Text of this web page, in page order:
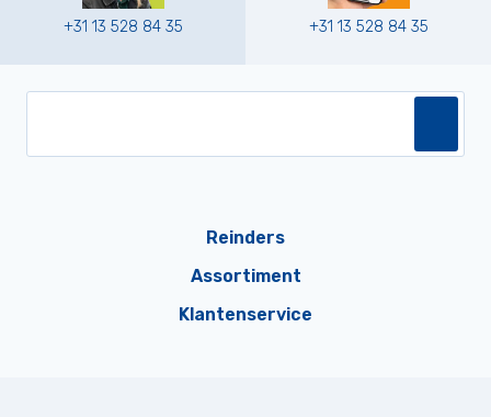
+31 13 528 84 35 +31 13 528 84 35
Reinders
Assortiment
Klantenservice